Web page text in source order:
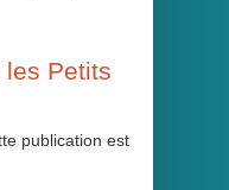
les Petits
publication est